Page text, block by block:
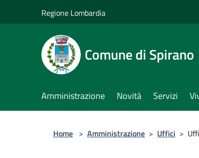
Regione Lombardia
Comune di Spirano
Amministrazione Novità Servizi
Home > Amministrazione > Uffici >